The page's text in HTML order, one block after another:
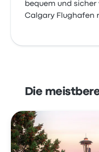
bequem und sicher
Calgary Flughafen
Die